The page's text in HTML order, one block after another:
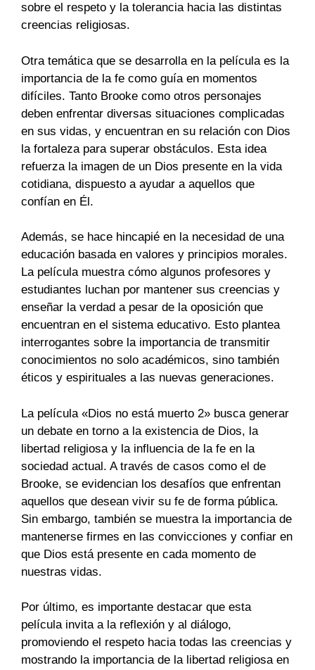
sobre el respeto y la tolerancia hacia las distintas
creencias religiosas.
Otra temática que se desarrolla en la película es la
importancia de la fe como guía en momentos
difíciles. Tanto Brooke como otros personajes
deben enfrentar diversas situaciones complicadas
en sus vidas, y encuentran en su relación con Dios
la fortaleza para superar obstáculos. Esta idea
refuerza la imagen de un Dios presente en la vida
cotidiana, dispuesto a ayudar a aquellos que
confían en Él.
Además, se hace hincapié en la necesidad de una
educación basada en valores y principios morales.
La película muestra cómo algunos profesores y
estudiantes luchan por mantener sus creencias y
enseñar la verdad a pesar de la oposición que
encuentran en el sistema educativo. Esto plantea
interrogantes sobre la importancia de transmitir
conocimientos no solo académicos, sino también
éticos y espirituales a las nuevas generaciones.
La película «Dios no está muerto 2» busca generar
un debate en torno a la existencia de Dios, la
libertad religiosa y la influencia de la fe en la
sociedad actual. A través de casos como el de
Brooke, se evidencian los desafíos que enfrentan
aquellos que desean vivir su fe de forma pública.
Sin embargo, también se muestra la importancia de
mantenerse firmes en las convicciones y confiar en
que Dios está presente en cada momento de
nuestras vidas.
Por último, es importante destacar que esta
película invita a la reflexión y al diálogo,
promoviendo el respeto hacia todas las creencias y
mostrando la importancia de la libertad religiosa en